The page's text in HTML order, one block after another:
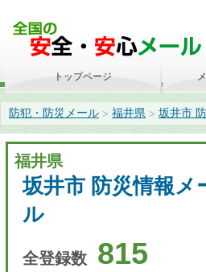
防犯・防災メール > 福井県 > 坂井市
福井県
坂井市 防災情報メ
ル
全登録数 815
トップページ